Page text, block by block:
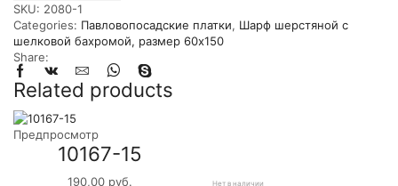
SKU: 2080-1
Categories: Павловопосадские платки, Шарф шерстяной с
шелковой бахромой, размер 60x150
Share:
Related products
Предпросмотр
10167-15
190,00 руб.
Нет в наличии